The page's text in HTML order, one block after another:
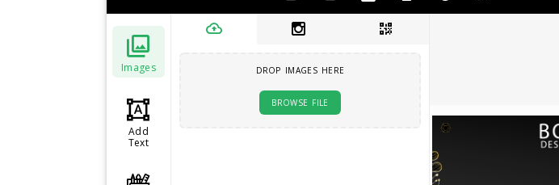
Images
Add
Text
DROP IMAGES HERE
BROWSE FILE